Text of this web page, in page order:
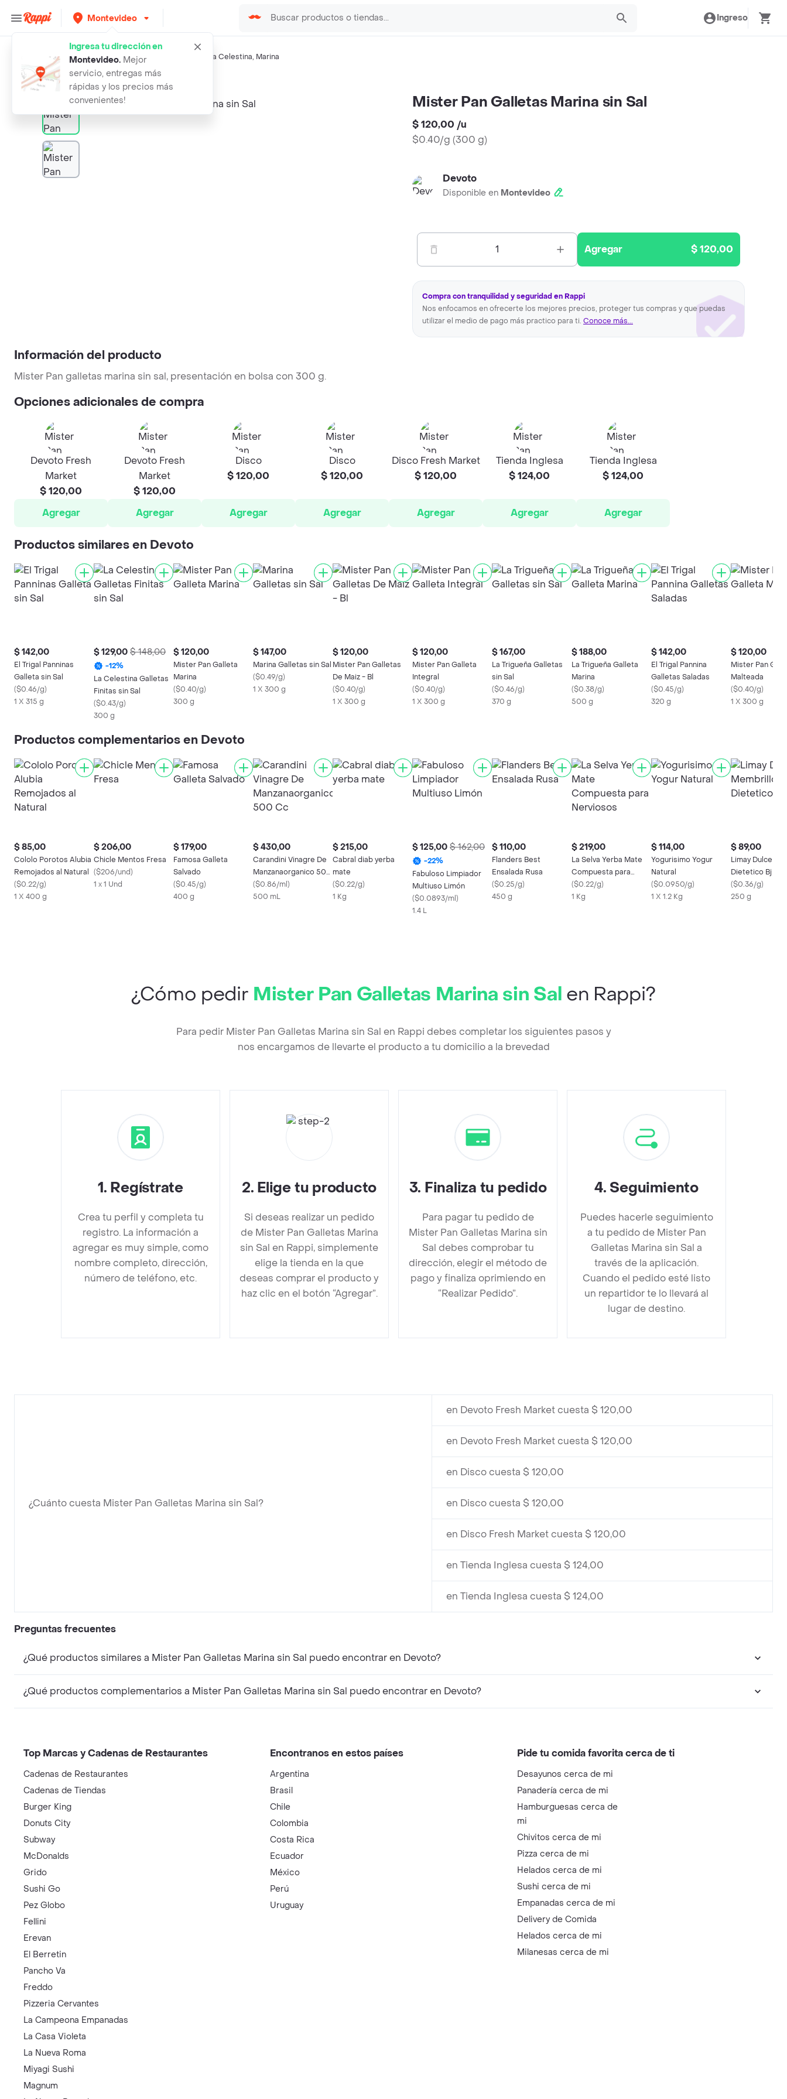
Montevideo
Ingresa tu dirección en
Montevideo. Mejor
servicio, entregas más
rápidas y los precios más
convenientes!
Ingreso
Búsquedas relacionadas:Galletas,Mister Pan La Celestina, Marina
Rappi mister pan galletas marina sin sal
Mister Pan Galletas Marina sin Sal
$ 120,00 /u
$0.40/g (300 g)
Devoto
Disponible en Montevideo
1 Agregar $ 120,00
Compra con tranquilidad y seguridad en Rappi
Nos enfocamos en ofrecerte los mejores precios, proteger tus compras y que puedas
utilizar el medio de pago más practico para ti. Conoce más...
Información del producto
Mister Pan galletas marina sin sal, presentación en bolsa con 300 g.
Opciones adicionales de compra
Devoto Fresh
Market
$ 120,00
Agregar
Devoto Fresh
Market
$ 120,00
Agregar
Disco
$ 120,00
Agregar
Disco
$ 120,00
Agregar
Disco Fresh Market
$ 120,00
Agregar
Tienda Inglesa
$ 124,00
Agregar
Tienda Inglesa
$ 124,00
Agregar
Productos similares en Devoto
$ 142,00
El Trigal Panninas
Galleta sin Sal
($0.46/g)
1 X 315 g
$ 129,00 $ 148,00
-12%
La Celestina Galletas
Finitas sin Sal
($0.43/g)
300 g
$ 120,00
Mister Pan Galleta
Marina
($0.40/g)
300 g
$ 147,00
Marina Galletas sin Sal
($0.49/g)
1 X 300 g
$ 120,00
Mister Pan Galletas
De Maiz - Bl
($0.40/g)
1 X 300 g
$ 120,00
Mister Pan Galleta
Integral
($0.40/g)
1 X 300 g
$ 167,00
La Trigueña Galletas
sin Sal
($0.46/g)
370 g
$ 188,00
La Trigueña Galleta
Marina
($0.38/g)
500 g
$ 142,00
El Trigal Pannina
Galletas Saladas
($0.45/g)
320 g
$ 120,00
Mister Pan
Malteada
($0.40/g)
1 X 300 g
Productos complementarios en Devoto
$ 85,00
Cololo Porotos Alubia
Remojados al Natural
($0.22/g)
1 X 400 g
$ 206,00
Chicle Mentos Fresa
($206/und)
1 x 1 Und
$ 179,00
Famosa Galleta
Salvado
($0.45/g)
400 g
$ 430,00
Carandini Vinagre De
Manzanaorganico 500
Cc
($0.86/ml)
500 mL
$ 215,00
Cabral diab yerba
mate
($0.22/g)
1 Kg
$ 125,00 $ 162,00
-22%
Fabuloso Limpiador
Multiuso Limón
($0.0893/ml)
1.4 L
$ 110,00
Flanders Best
Ensalada Rusa
($0.25/g)
450 g
$ 219,00
La Selva Yerba Mate
Compuesta para
Nerviosos
($0.22/g)
1 Kg
$ 114,00
Yogurisimo Yogur
Natural
($0.0950/g)
1 X 1.2 Kg
$ 89,00
Limay Dulce
Dietetico Bj
($0.36/g)
250 g
¿Cómo pedir Mister Pan Galletas Marina sin Sal en Rappi?
Para pedir Mister Pan Galletas Marina sin Sal en Rappi debes completar los siguientes pasos y
nos encargamos de llevarte el producto a tu domicilio a la brevedad
1. Regístrate
Crea tu perfil y completa tu
registro. La información a
agregar es muy simple, como
nombre completo, dirección,
número de teléfono, etc.
2. Elige tu producto
Si deseas realizar un pedido
de Mister Pan Galletas Marina
sin Sal en Rappi, simplemente
elige la tienda en la que
deseas comprar el producto y
haz clic en el botón “Agregar”.
3. Finaliza tu pedido
Para pagar tu pedido de
Mister Pan Galletas Marina sin
Sal debes comprobar tu
dirección, elegir el método de
pago y finaliza oprimiendo en
“Realizar Pedido”.
4. Seguimiento
Puedes hacerle seguimiento
a tu pedido de Mister Pan
Galletas Marina sin Sal a
través de la aplicación.
Cuando el pedido esté listo
un repartidor te lo llevará al
lugar de destino.
¿Cuánto cuesta Mister Pan Galletas Marina sin Sal?
en Devoto Fresh Market cuesta $ 120,00
en Devoto Fresh Market cuesta $ 120,00
en Disco cuesta $ 120,00
en Disco cuesta $ 120,00
en Disco Fresh Market cuesta $ 120,00
en Tienda Inglesa cuesta $ 124,00
en Tienda Inglesa cuesta $ 124,00
Preguntas frecuentes
¿Qué productos similares a Mister Pan Galletas Marina sin Sal puedo encontrar en Devoto?
¿Qué productos complementarios a Mister Pan Galletas Marina sin Sal puedo encontrar en Devoto?
Top Marcas y Cadenas de Restaurantes
Cadenas de Restaurantes
Cadenas de Tiendas
Burger King
Donuts City
Subway
McDonalds
Grido
Sushi Go
Pez Globo
Fellini
Erevan
El Berretin
Pancho Va
Freddo
Pizzeria Cervantes
La Campeona Empanadas
La Casa Violeta
La Nueva Roma
Miyagi Sushi
Magnum
Encontranos en estos países
Argentina
Brasil
Chile
Colombia
Costa Rica
Ecuador
México
Perú
Uruguay
Pide tu comida favorita cerca de ti
Desayunos cerca de mi
Panadería cerca de mi
Hamburguesas cerca de
mi
Chivitos cerca de mi
Pizza cerca de mi
Helados cerca de mi
Sushi cerca de mi
Empanadas cerca de mi
Delivery de Comida
Helados cerca de mi
Milanesas cerca de mi